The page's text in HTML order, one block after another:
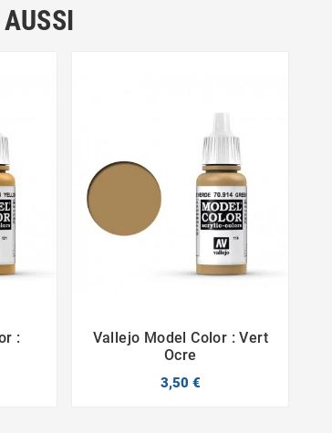
:
 
Vallejo Model Color : Vert
Ocre
3,50 €